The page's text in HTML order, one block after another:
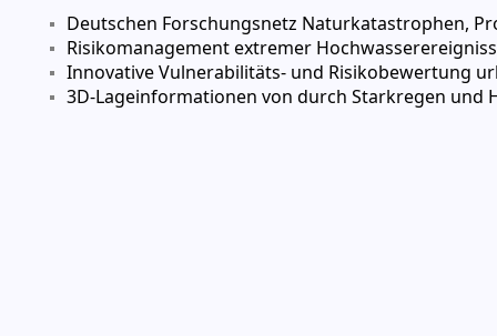
Deutschen Forschungsnetz Naturkatastrophen,
Risikomanagement extremer
Innovative Vulnerabilitäts- und Risikobewertung
3D-Lageinformationen von durch Starkregen und